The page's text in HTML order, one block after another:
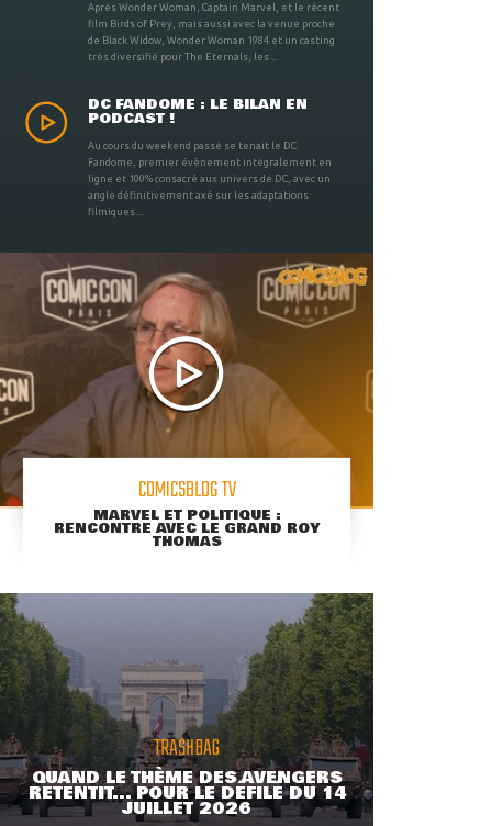
Après Wonder Woman, Captain Marvel, et le récent
film Birds of Prey, mais aussi avec la venue proche
de Black Widow, Wonder Woman 1984 et un casting
très diversifié pour The Eternals, les ...
DC FANDOME : LE BILAN EN
PODCAST !
Au cours du weekend passé se tenait le DC
Fandome, premier évènement intégralement en
ligne et 100% consacré aux univers de DC, avec un
angle définitivement axé sur les adaptations
filmiques ...
COMICSBLOG TV
MARVEL ET POLITIQUE :
RENCONTRE AVEC LE GRAND ROY
THOMAS
TRASHBAG
QUAND LE THÈME DES AVENGERS
RETENTIT... POUR LE DÉFILÉ DU 14
JUILLET 2026